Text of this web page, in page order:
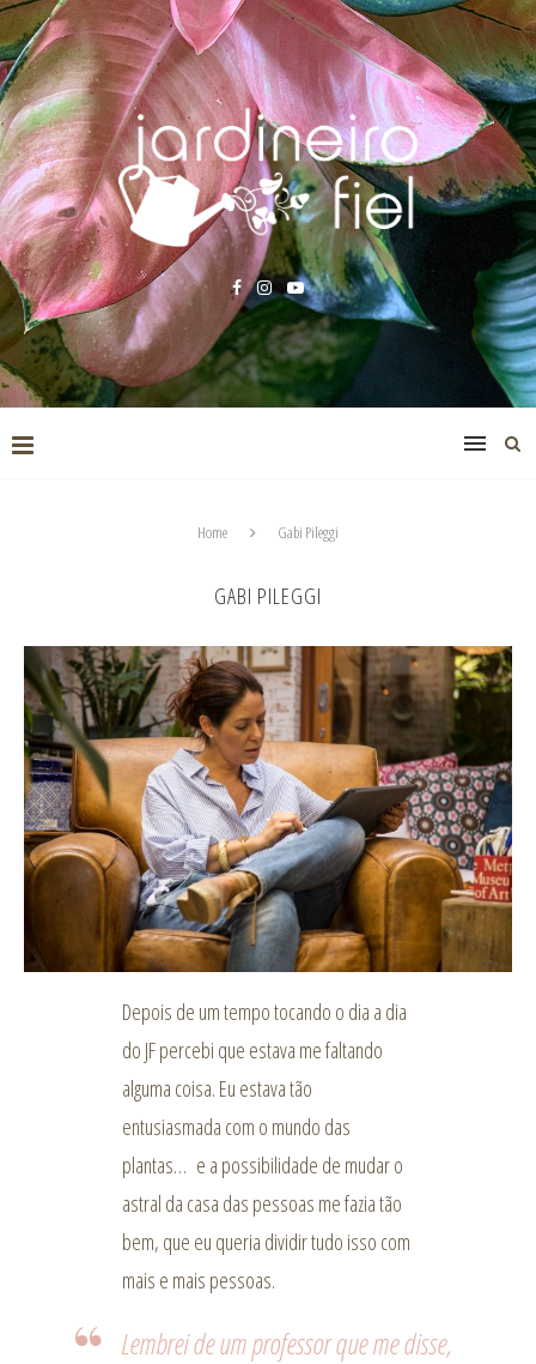
Home Gabi Pileggi
GABI PILEGGI
Depois de um tempo tocando o dia a dia
do JF percebi que estava me faltando
alguma coisa. Eu estava tão
entusiasmada com o mundo das
plantas… e a possibilidade de mudar o
astral da casa das pessoas me fazia tão
bem, que eu queria dividir tudo isso com
mais e mais pessoas.
Lembrei de um professor que me disse,